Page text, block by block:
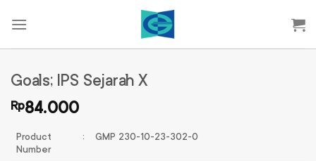
Goals; IPS Sejarah X
Rp84.000
Product
Number
: GMP 230-10-23-302-0